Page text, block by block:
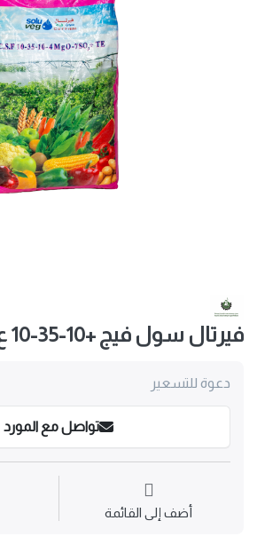
فيرتال سول فيج +10-35-10 ع ن
دعوة للتسعير
تواصل مع المورد
أضف إلى القائمة